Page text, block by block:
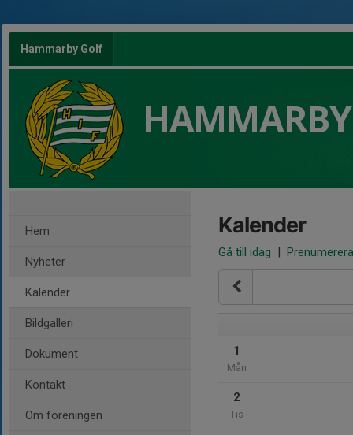
Hammarby Golf
Hem
Nyheter
Kalender
Bildgalleri
Dokument
Kontakt
Om föreningen
Kalender
Gå till idag | Prenumerera
1
Mån
2
Tis